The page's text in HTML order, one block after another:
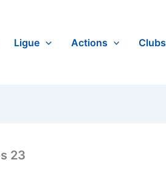
Ligue Actions Clubs
23